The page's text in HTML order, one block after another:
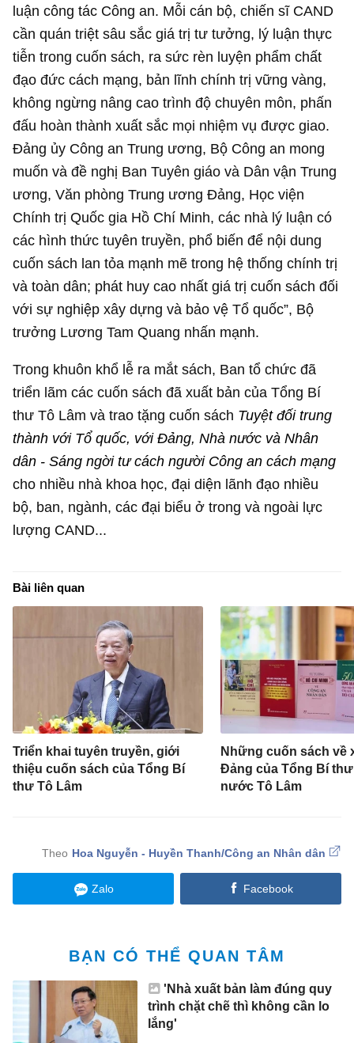
luận công tác Công an. Mỗi cán bộ, chiến sĩ CAND
cần quán triệt sâu sắc giá trị tư tưởng, lý luận thực
tiễn trong cuốn sách, ra sức rèn luyện phẩm chất
đạo đức cách mạng, bản lĩnh chính trị vững vàng,
không ngừng nâng cao trình độ chuyên môn, phấn
đấu hoàn thành xuất sắc mọi nhiệm vụ được giao.
Đảng ủy Công an Trung ương, Bộ Công an mong
muốn và đề nghị Ban Tuyên giáo và Dân vận Trung
ương, Văn phòng Trung ương Đảng, Học viện
Chính trị Quốc gia Hồ Chí Minh, các nhà lý luận có
các hình thức tuyên truyền, phổ biến để nội dung
cuốn sách lan tỏa mạnh mẽ trong hệ thống chính trị
và toàn dân; phát huy cao nhất giá trị cuốn sách đối
với sự nghiệp xây dựng và bảo vệ Tổ quốc”, Bộ
trưởng Lương Tam Quang nhấn mạnh.
Trong khuôn khổ lễ ra mắt sách, Ban tổ chức đã
triển lãm các cuốn sách đã xuất bản của Tổng Bí
thư Tô Lâm và trao tặng cuốn sách Tuyệt đối trung
thành với Tổ quốc, với Đảng, Nhà nước và Nhân
dân - Sáng ngời tư cách người Công an cách mạng
cho nhiều nhà khoa học, đại diện lãnh đạo nhiều
bộ, ban, ngành, các đại biểu ở trong và ngoài lực
lượng CAND...
Bài liên quan
Triển khai tuyên truyền, giới
thiệu cuốn sách của Tổng Bí
thư Tô Lâm
Những cuốn sách về
Đảng của Tổng Bí
nước Tô Lâm
Hoa Nguyễn - Huyền Thanh/Công an Nhân dân
Zalo Facebook
BẠN CÓ THỂ QUAN TÂM
'Nhà xuất bản làm đúng quy
trình chặt chẽ thì không cần lo
lắng'